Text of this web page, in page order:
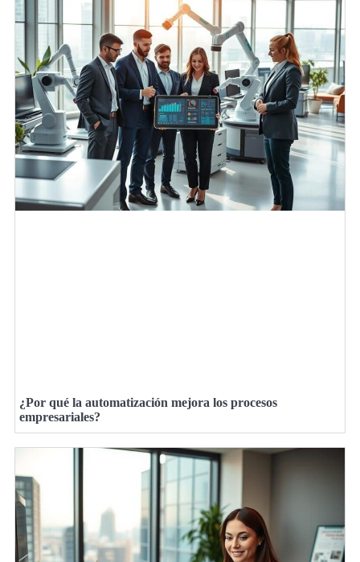
¿Por qué la automatización mejora los procesos
empresariales?